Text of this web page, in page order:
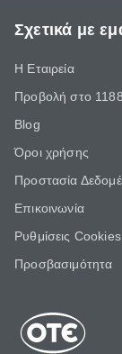
Σχετικά με
Η Εταιρεία
Προβολή στο
Blog
Όροι χρήσης
Προστασία
Επικοινωνία
Ρυθμίσεις Cookies
Προσβασιμότητα